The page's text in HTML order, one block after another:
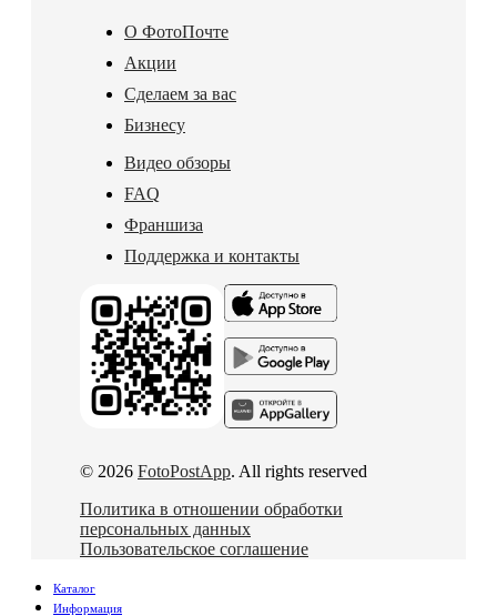
О ФотоПочте
Акции
Сделаем за вас
Бизнесу
Видео обзоры
FAQ
Франшиза
Поддержка и контакты
© 2026 FotoPostApp. All rights reserved
Политика в отношении обработки
персональных данных
Пользовательское соглашение
Каталог
Информация